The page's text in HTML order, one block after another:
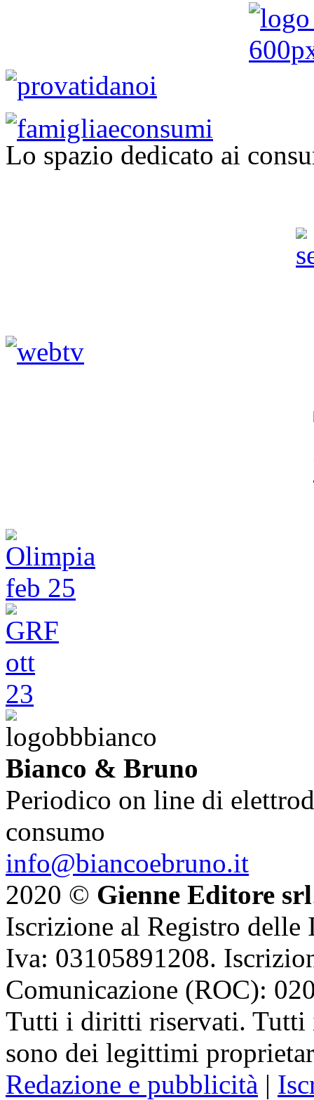
Lo spazio dedicato ai
Bianco & Bruno
Periodico on line di
consumo
info@biancoebruno.it
2020 © Gienne Editore srl
Iscrizione al Registro delle
Iva: 03105891208.
Comunicazione (ROC):
Tutti i diritti riservati. Tutti
sono dei legittimi
Redazione e pubblicità |